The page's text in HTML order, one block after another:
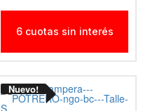
6 cuotas sin interés